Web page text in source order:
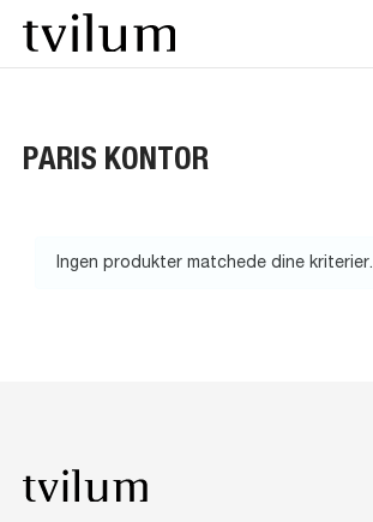
PARIS KONTOR
Ingen produkter matchede dine kriterier.